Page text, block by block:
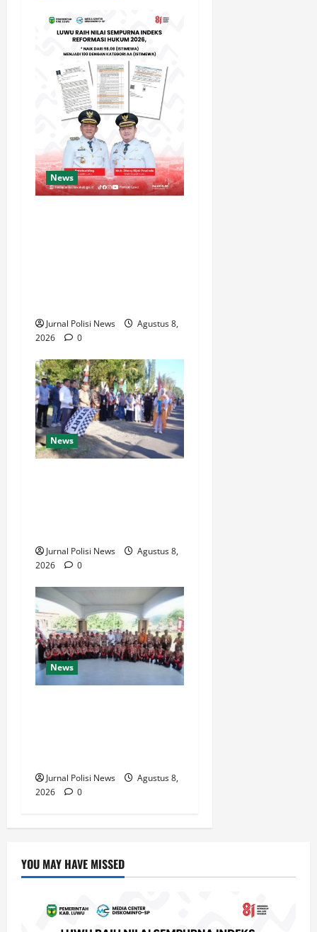
News
Jurnal Polisi News
Agustus 8,
2026
0
News
Jurnal Polisi News
Agustus 8,
2026
0
News
Jurnal Polisi News
Agustus 8,
2026
0
YOU MAY HAVE MISSED